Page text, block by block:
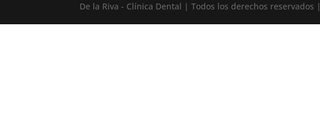
De la Riva - Clínica Dental | Todos los derechos reservados |